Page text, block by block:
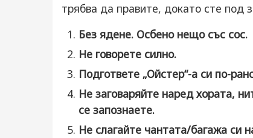
трябва да правите, докато сте под
Без ядене. Осбено нещо със сос.
Не говорете силно.
Подгответе „Ойстер“-а си по-
Не заговаряйте наред хората,
се запознаете.
Не слагайте чантата/багажа си